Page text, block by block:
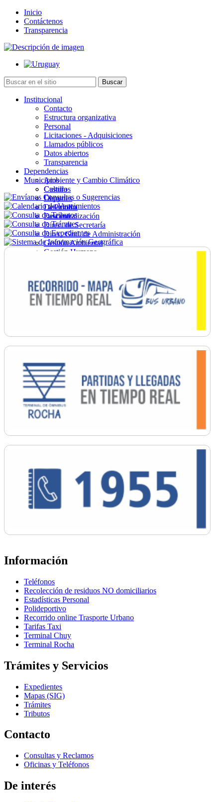
Inicio
Contáctenos
Transparencia
Institucional
Contacto
Estructura organizativa
Personal
Licitaciones - Adquisiciones
Llamados públicos
Datos abiertos
Transparencia
Dependencias
Ambiente y Cambio Climático
Cultura
Deportes
Desarrollo
Descentralización
Direc. de Secretaría
Direc. Gral. de Administración
Gestión Ambiental
Gestión Humana
Ordenamiento
Promoción Social
Salud
Secretaría General
Municipios
Castillos
Chuy
La Paloma
Lascano
Información
Teléfonos
Recolección de residuos NO domiciliarios
Estadísticas Personal
Polideportivo
Recorrido online Trasporte Urbano
Tarifas Taxi
Terminal Chuy
Terminal Rocha
Trámites y Servicios
Expedientes
Mapas (SIG)
Trámites
Tributos
Contacto
Consultas y Reclamos
Oficinas y Teléfonos
De interés